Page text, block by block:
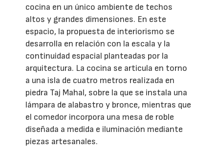
cocina en un único ambiente de techos
altos y grandes dimensiones. En este
espacio, la propuesta de interiorismo se
desarrolla en relación con la escala y la
continuidad espacial planteadas por la
arquitectura. La cocina se articula en torno
a una isla de cuatro metros realizada en
piedra Taj Mahal, sobre la que se instala una
lámpara de alabastro y bronce, mientras que
el comedor incorpora una mesa de roble
diseñada a medida e iluminación mediante
piezas artesanales.